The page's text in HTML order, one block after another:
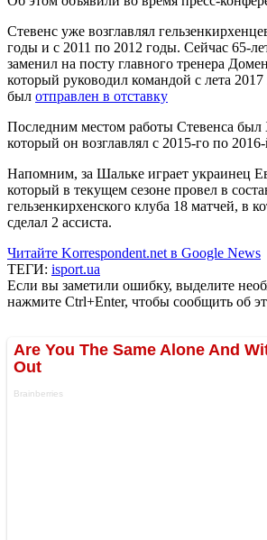
Стевенс уже возглавлял
годы и с 2011 по 2012 годы. Сейчас 65-
заменил на посту главного тренера
который руководил командой с лета 2017
был отправлен в отставку
Последним местом работы Стевенса
который он возглавлял с 2015-го по
Напомним, за Шальке играет украинец
который в текущем сезоне провел в
гельзенкирхенского клуба 18 матчей, в
сделал 2 ассиста.
Читайте Korrespondent.net в Google News
ТЕГИ: isport.ua
Если вы заметили ошибку, выделите
нажмите Ctrl+Enter, чтобы сообщить об